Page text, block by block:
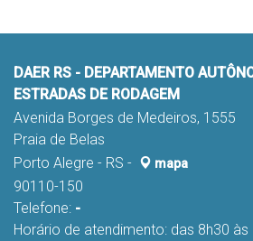
DAER RS - DEPARTAMENTO
ESTRADAS DE RODAGEM
Avenida Borges de Medeiros, 1555
Praia de Belas
Porto Alegre - RS -
mapa
90110-150
Telefone: -
Horário de atendimento: das 8h30 às